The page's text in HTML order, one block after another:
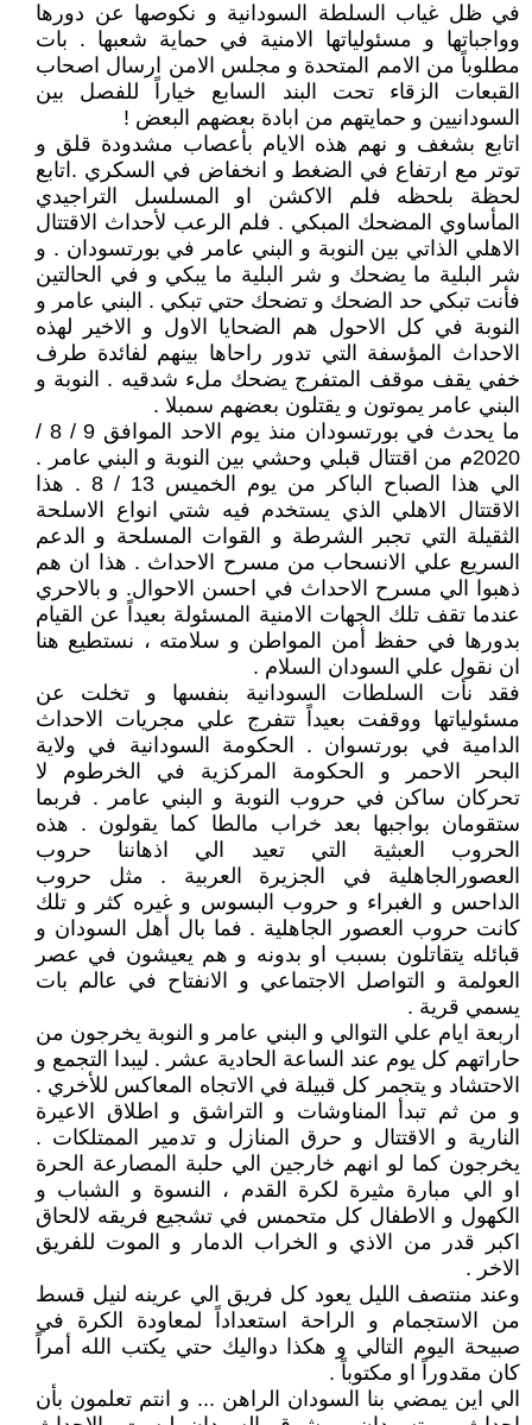
في ظل غياب السلطة السودانية و نكوصها عن دورها
وواجباتها و مسئولياتها الامنية في حماية شعبها . بات
مطلوباً من الامم المتحدة و مجلس الامن ارسال اصحاب
القبعات الزقاء تحت البند السابع خياراً للفصل بين
السودانيين و حمايتهم من ابادة بعضهم البعض !
اتابع بشغف و نهم هذه الايام بأعصاب مشدودة قلق و
توتر مع ارتفاع في الضغط و انخفاض في السكري .اتابع
لحظة بلحظه فلم الاكشن او المسلسل التراجيدي
المأساوي المضحك المبكي . فلم الرعب لأحداث الاقتتال
الاهلي الذاتي بين النوبة و البني عامر في بورتسودان . و
شر البلية ما يضحك و شر البلية ما يبكي و في الحالتين
فأنت تبكي حد الضحك و تضحك حتي تبكي . البني عامر و
النوبة في كل الاحول هم الضحايا الاول و الاخير لهذه
الاحداث المؤسفة التي تدور راحاها بينهم لفائدة طرف
خفي يقف موقف المتفرج يضحك ملء شدقيه . النوبة و
البني عامر يموتون و يقتلون بعضهم سمبلا .
ما يحدث في بورتسودان منذ يوم الاحد الموافق 9 / 8 /
2020م من اقتتال قبلي وحشي بين النوبة و البني عامر .
الي هذا الصباح الباكر من يوم الخميس 13 / 8 . هذا
الاقتتال الاهلي الذي يستخدم فيه شتي انواع الاسلحة
الثقيلة التي تجبر الشرطة و القوات المسلحة و الدعم
السريع علي الانسحاب من مسرح الاحداث . هذا ان هم
ذهبوا الي مسرح الاحداث في احسن الاحوال. و بالاحري
عندما تقف تلك الجهات الامنية المسئولة بعيداً عن القيام
بدورها في حفظ أمن المواطن و سلامته ، نستطيع هنا
ان نقول علي السودان السلام .
فقد نأت السلطات السودانية بنفسها و تخلت عن
مسئولياتها ووقفت بعيداً تتفرج علي مجريات الاحداث
الدامية في بورتسوان . الحكومة السودانية في ولاية
البحر الاحمر و الحكومة المركزية في الخرطوم لا
تحركان ساكن في حروب النوبة و البني عامر . فربما
ستقومان بواجبها بعد خراب مالطا كما يقولون . هذه
الحروب العبثية التي تعيد الي اذهاننا حروب
العصورالجاهلية في الجزيرة العربية . مثل حروب
الداحس و الغبراء و حروب البسوس و غيره كثر و تلك
كانت حروب العصور الجاهلية . فما بال أهل السودان و
قبائله يتقاتلون بسبب او بدونه و هم يعيشون في عصر
العولمة و التواصل الاجتماعي و الانفتاح في عالم بات
يسمي قرية .
اربعة ايام علي التوالي و البني عامر و النوبة يخرجون من
حاراتهم كل يوم عند الساعة الحادية عشر . ليبدا التجمع و
الاحتشاد و يتجمر كل قبيلة في الاتجاه المعاكس للأخري .
و من ثم تبدأ المناوشات و التراشق و اطلاق الاعيرة
النارية و الاقتتال و حرق المنازل و تدمير الممتلكات .
يخرجون كما لو انهم خارجين الي حلبة المصارعة الحرة
او الي مبارة مثيرة لكرة القدم ، النسوة و الشباب و
الكهول و الاطفال كل متحمس في تشجيع فريقه لالحاق
اكبر قدر من الاذي و الخراب الدمار و الموت للفريق
الاخر .
وعند منتصف الليل يعود كل فريق الي عرينه لنيل قسط
من الاستجمام و الراحة استعداداً لمعاودة الكرة في
صبيحة اليوم التالي و هكذا دواليك حتي يكتب الله أمراً
كان مقدوراً او مكتوباً .
الي اين يمضي بنا السودان الراهن ... و انتم تعلمون بأن